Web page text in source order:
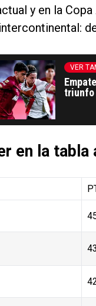
y en la
VER
triunfo
en la
43